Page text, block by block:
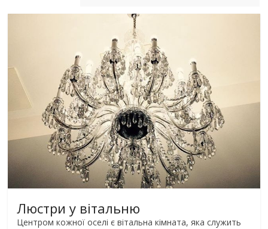
Люстри у вітальню
Центром кожної оселі є вітальна кімната, яка служить